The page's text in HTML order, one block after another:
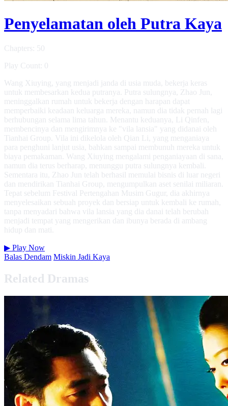
Penyelamatan oleh Putra Kaya
Chapters: 50
Play Count: 0
Wang Xiuying, yang menjadi janda di usia muda, bekerja keras
untuk membesarkan kedua putranya. Putra sulungnya, Zhao Jun,
meninggalkan rumah untuk bekerja dengan harapan dapat
memperbaiki keadaan keluarga mereka, namun dia tidak pernah lagi
berhubungan selama lima tahun. Menantu keduanya, Li Qinfen,
membencinya dan mengirimnya ke "vila lansia" yang didanai oleh
Tianhai Group. Vila ini dikelola oleh Qian Li, yang menganiaya
para penghuni lanjut usia, bahkan sampai membunuh mereka untuk
biaya pemakaman. Wang Xiuying mengalami penganiayaan di sana,
namun dia terus berharap, menunggu putra sulungnya kembali.
Sementara itu, Zhao Jun telah berhasil memulai bisnis di luar negeri
dan mendirikan Tianhai Group, mengumpulkan aset senilai miliaran.
Tepat sebelum Festival Pertengahan Musim Gugur, dia akhirnya
menyelesaikan sebuah proyek dan bersiap untuk kembali ke rumah,
tanpa menyadari bahwa vila lansia yang dia danai telah berubah
menjadi tempat yang mengerikan dan ibunya berada di ambang
hidup dan mati.
▶ Play Now
Balas Dendam Miskin Jadi Kaya
Related Dramas